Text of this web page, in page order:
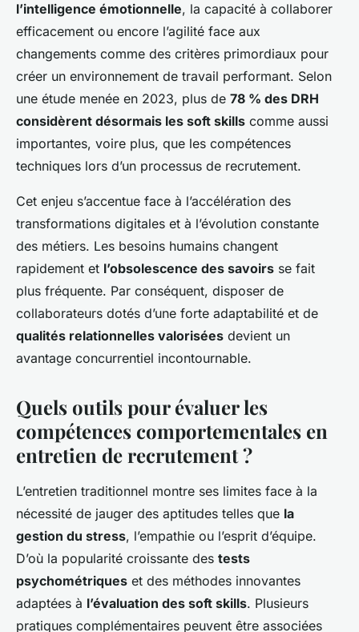
l’intelligence émotionnelle, la capacité à collaborer
efficacement ou encore l’agilité face aux
changements comme des critères primordiaux pour
créer un environnement de travail performant. Selon
une étude menée en 2023, plus de 78 % des DRH
considèrent désormais les soft skills comme aussi
importantes, voire plus, que les compétences
techniques lors d’un processus de recrutement.
Cet enjeu s’accentue face à l’accélération des
transformations digitales et à l’évolution constante
des métiers. Les besoins humains changent
rapidement et l’obsolescence des savoirs se fait
plus fréquente. Par conséquent, disposer de
collaborateurs dotés d’une forte adaptabilité et de
qualités relationnelles valorisées devient un
avantage concurrentiel incontournable.
Quels outils pour évaluer les
compétences comportementales en
entretien de recrutement ?
L’entretien traditionnel montre ses limites face à la
nécessité de jauger des aptitudes telles que la
gestion du stress, l’empathie ou l’esprit d’équipe.
D’où la popularité croissante des tests
psychométriques et des méthodes innovantes
adaptées à l’évaluation des soft skills. Plusieurs
pratiques complémentaires peuvent être associées